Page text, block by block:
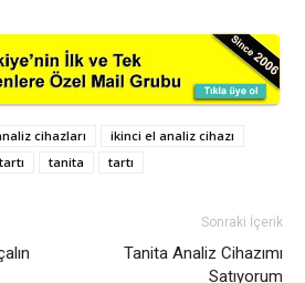
cihazları
ikinci el analiz cihazı
tanita tartı
Sonraki İçerik
Tanita Analiz Cihazımı
Satıyorum